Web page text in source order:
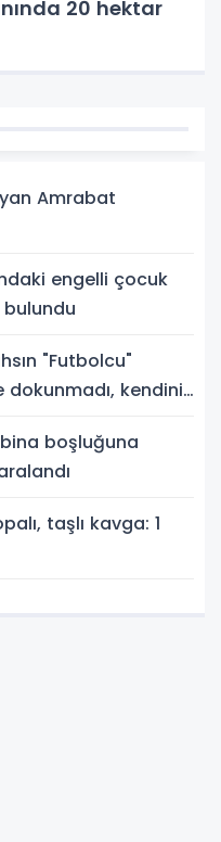
20 hektar
Amrabat
engelli çocuk
bulundu
"Futbolcu"
dokunmadı, kendini
boşluğuna
taşlı kavga: 1